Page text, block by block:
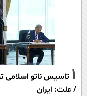
1 تاسیس ناتو اسلامی
/ علت: ایران